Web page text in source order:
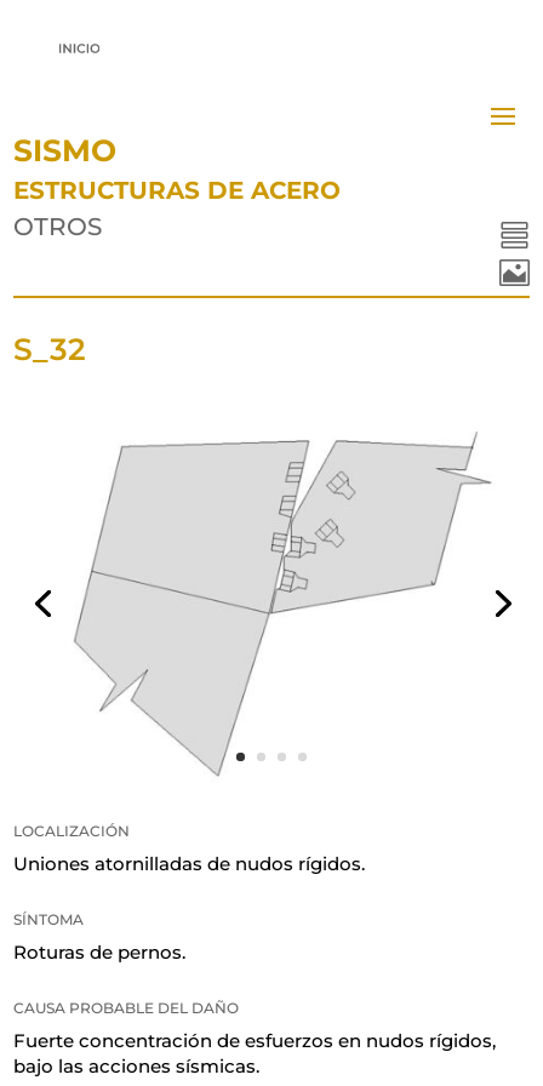
SISMO
ESTRUCTURAS DE ACERO
OTROS


S_32
LOCALIZACIÓN
Uniones atornilladas de nudos rígidos.
SÍNTOMA
Roturas de pernos.
CAUSA PROBABLE DEL DAÑO
Fuerte concentración de esfuerzos en nudos rígidos,
bajo las acciones sísmicas.